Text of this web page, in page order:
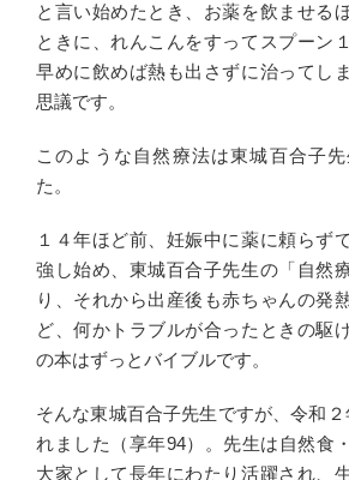
と言い始めたとき、お薬を飲ませる
ときに、れんこんをすってスプーン
早めに飲めば熱も出さずに治ってし
思議です。
このような自然療法は東城百合子
た。
１４年ほど前、妊娠中に薬に頼らず
強し始め、東城百合子先生の「自然
り、それから出産後も赤ちゃんの発
ど、何かトラブルが合ったときの駆
の本はずっとバイブルです。
そんな東城百合子先生ですが、令和２
れました（享年94）。先生は自然食
大家として長年にわたり活躍され、